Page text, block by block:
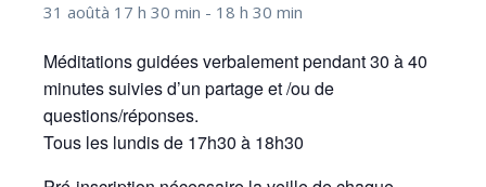
31 aoûtà 17 h 30 min - 18 h 30 min
Méditations guidées verbalement pendant 30 à 40
minutes suivies d’un partage et /ou de
questions/réponses.
Tous les lundis de 17h30 à 18h30